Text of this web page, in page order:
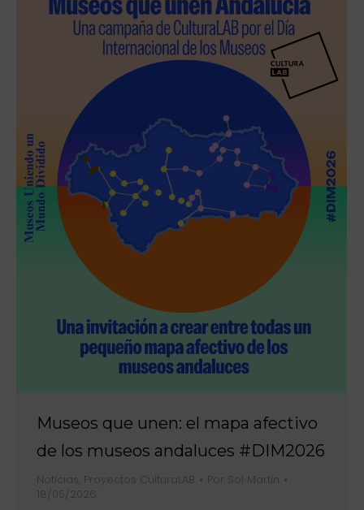
Museos que unen: el mapa afectivo
de los museos andaluces #DIM2026
Noticias Proyectos CulturaLAB Por Sol Martín
18/05/2026